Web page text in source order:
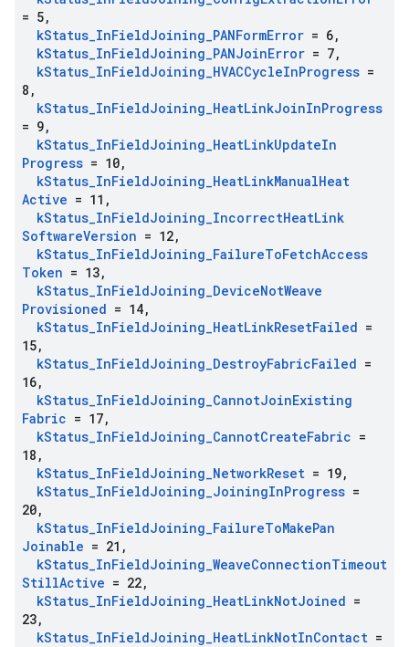
= 5,
kStatus_InFieldJoining_PANFormError = 6,
kStatus_InFieldJoining_PANJoinError = 7,
kStatus_InFieldJoining_HVACCycleInProgress =
8 ,
kStatus_InFieldJoining_HeatLinkJoinInProgress
= 9,
kStatus_InFieldJoining_HeatLinkUpdateIn
Progress = 10,
kStatus_InFieldJoining_HeatLinkManualHeat
Active = 11 ,
kStatus_InFieldJoining_IncorrectHeatLink
SoftwareVersion = 12,
kStatus_InFieldJoining_FailureToFetchAccess
Token = 13,
kStatus_InFieldJoining_DeviceNotWeave
Provisioned = 14,
kStatus_InFieldJoining_HeatLinkResetFailed =
15,
kStatus_InFieldJoining_DestroyFabricFailed =
16,
kStatus_InFieldJoining_CannotJoinExisting
Fabric = 17,
kStatus_InFieldJoining_CannotCreateFabric =
18 ,
kStatus_InFieldJoining_NetworkReset = 19,
kStatus_InFieldJoining_JoiningInProgress =
20,
kStatus_InFieldJoining_FailureToMakePan
Joinable = 21 ,
kStatus_InFieldJoining_WeaveConnectionTimeout
StillActive = 22,
kStatus_InFieldJoining_HeatLinkNotJoined =
23,
kStatus_InFieldJoining_HeatLinkNotInContact =